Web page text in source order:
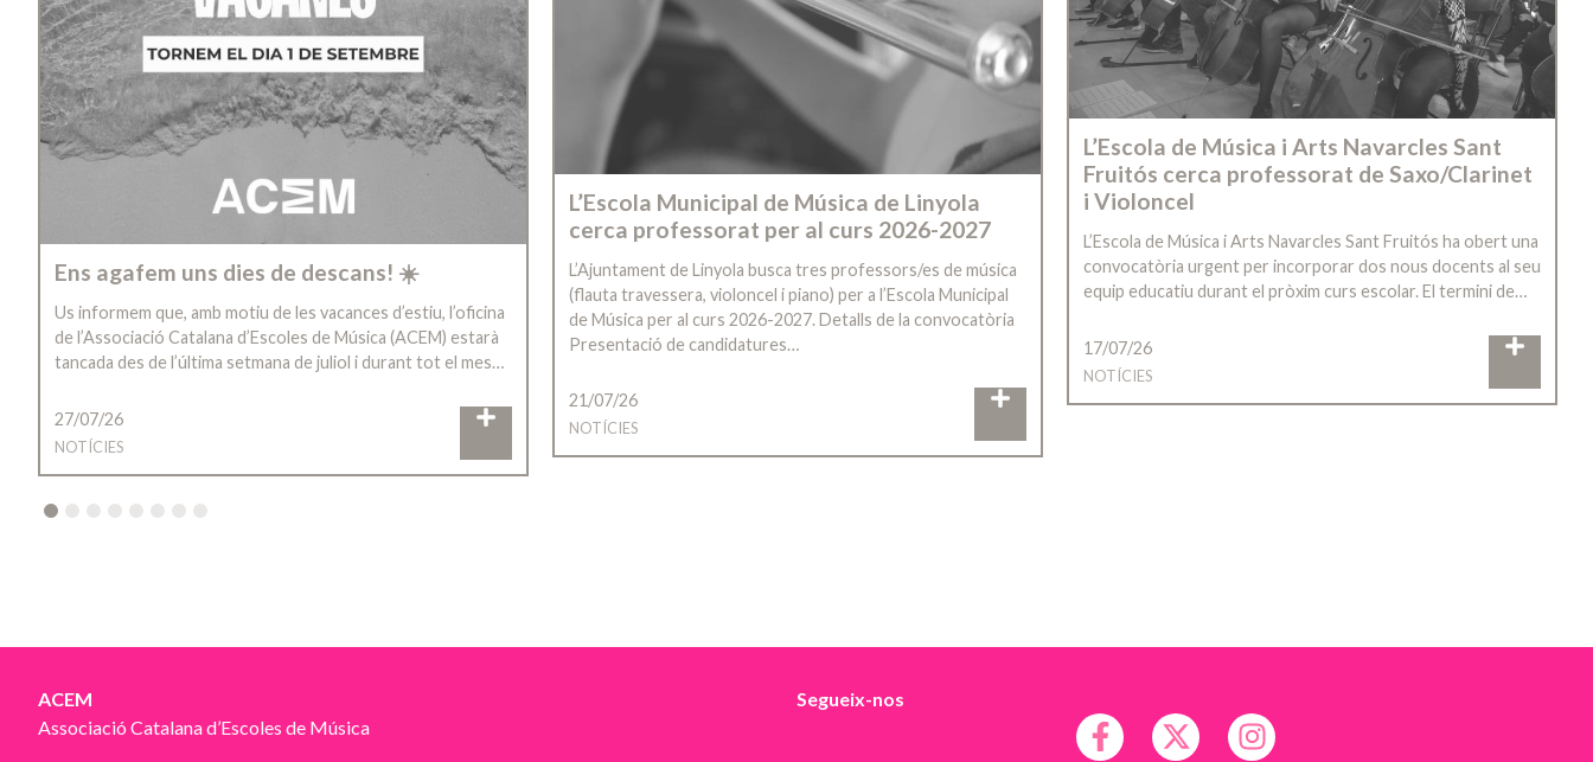
Ens agafem uns dies de descans! ☀️
Us informem que, amb motiu de les vacances d’estiu, l’oficina
de l’Associació Catalana d’Escoles de Música (ACEM) estarà
tancada des de l’última setmana de juliol i durant tot el mes…
27/07/26
NOTÍCIES
L’Escola Municipal de Música de Linyola
cerca professorat per al curs 2026-2027
L’Ajuntament de Linyola busca tres professors/es de música
(flauta travessera, violoncel i piano) per a l’Escola Municipal
de Música per al curs 2026-2027. Detalls de la convocatòria
Presentació de candidatures…
21/07/26
NOTÍCIES
L’Escola de Música i Arts Navarcles Sant
Fruitós cerca professorat de Saxo/Clarinet
i Violoncel
L’Escola de Música i Arts Navarcles Sant Fruitós ha obert una
convocatòria urgent per incorporar dos nous docents al seu
equip educatiu durant el pròxim curs escolar. El termini de…
17/07/26
NOTÍCIES
4 5 6 7 8
ACEM
Associació Catalana d’Escoles de Música
Segueix-nos